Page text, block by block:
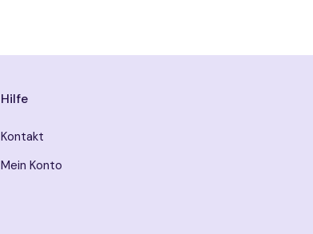
Hilfe
Kontakt
Mein Konto